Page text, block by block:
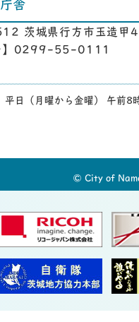
舎
茨城県行方市玉造甲
】0299-55-0111
平日（月曜から金曜） 午前
© City of